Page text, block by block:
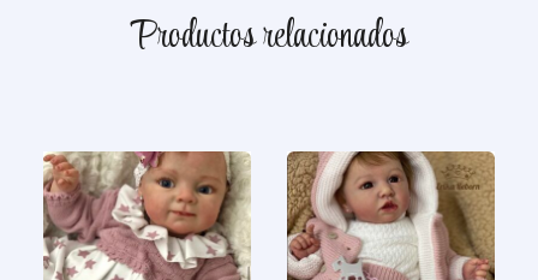
Productos relacionados